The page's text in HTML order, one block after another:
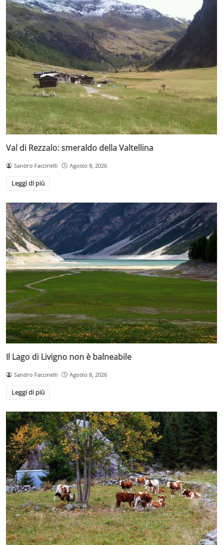
Val di Rezzalo: smeraldo della Valtellina
Sandro Faccinelli Agosto 8, 2026
Leggi di più
Il Lago di Livigno non è balneabile
Sandro Faccinelli Agosto 8, 2026
Leggi di più